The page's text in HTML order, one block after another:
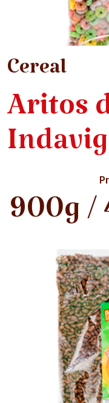
Cereal
Aritos
900g /